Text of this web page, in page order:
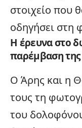
στοιχείο που
οδηγήσει στη
Η έρευνα στο
παρέμβαση
Ο Άρης και η
τους τη
του